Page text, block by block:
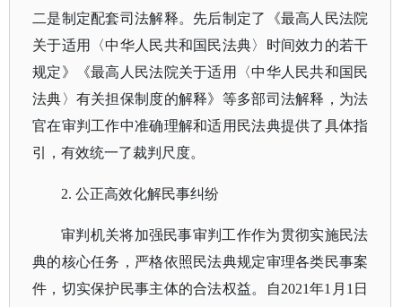
二是制定配套司法解释。先后制定了《最高人民法院
关于适用〈中华人民共和国民法典〉时间效力的若干
规定》《最高人民法院关于适用〈中华人民共和国民
法典〉有关担保制度的解释》等多部司法解释，为法
官在审判工作中准确理解和适用民法典提供了具体指
引，有效统一了裁判尺度。
2. 公正高效化解民事纠纷
审判机关将加强民事审判工作作为贯彻实施民法
典的核心任务，严格依照民法典规定审理各类民事案
件，切实保护民事主体的合法权益。自2021年1月1日